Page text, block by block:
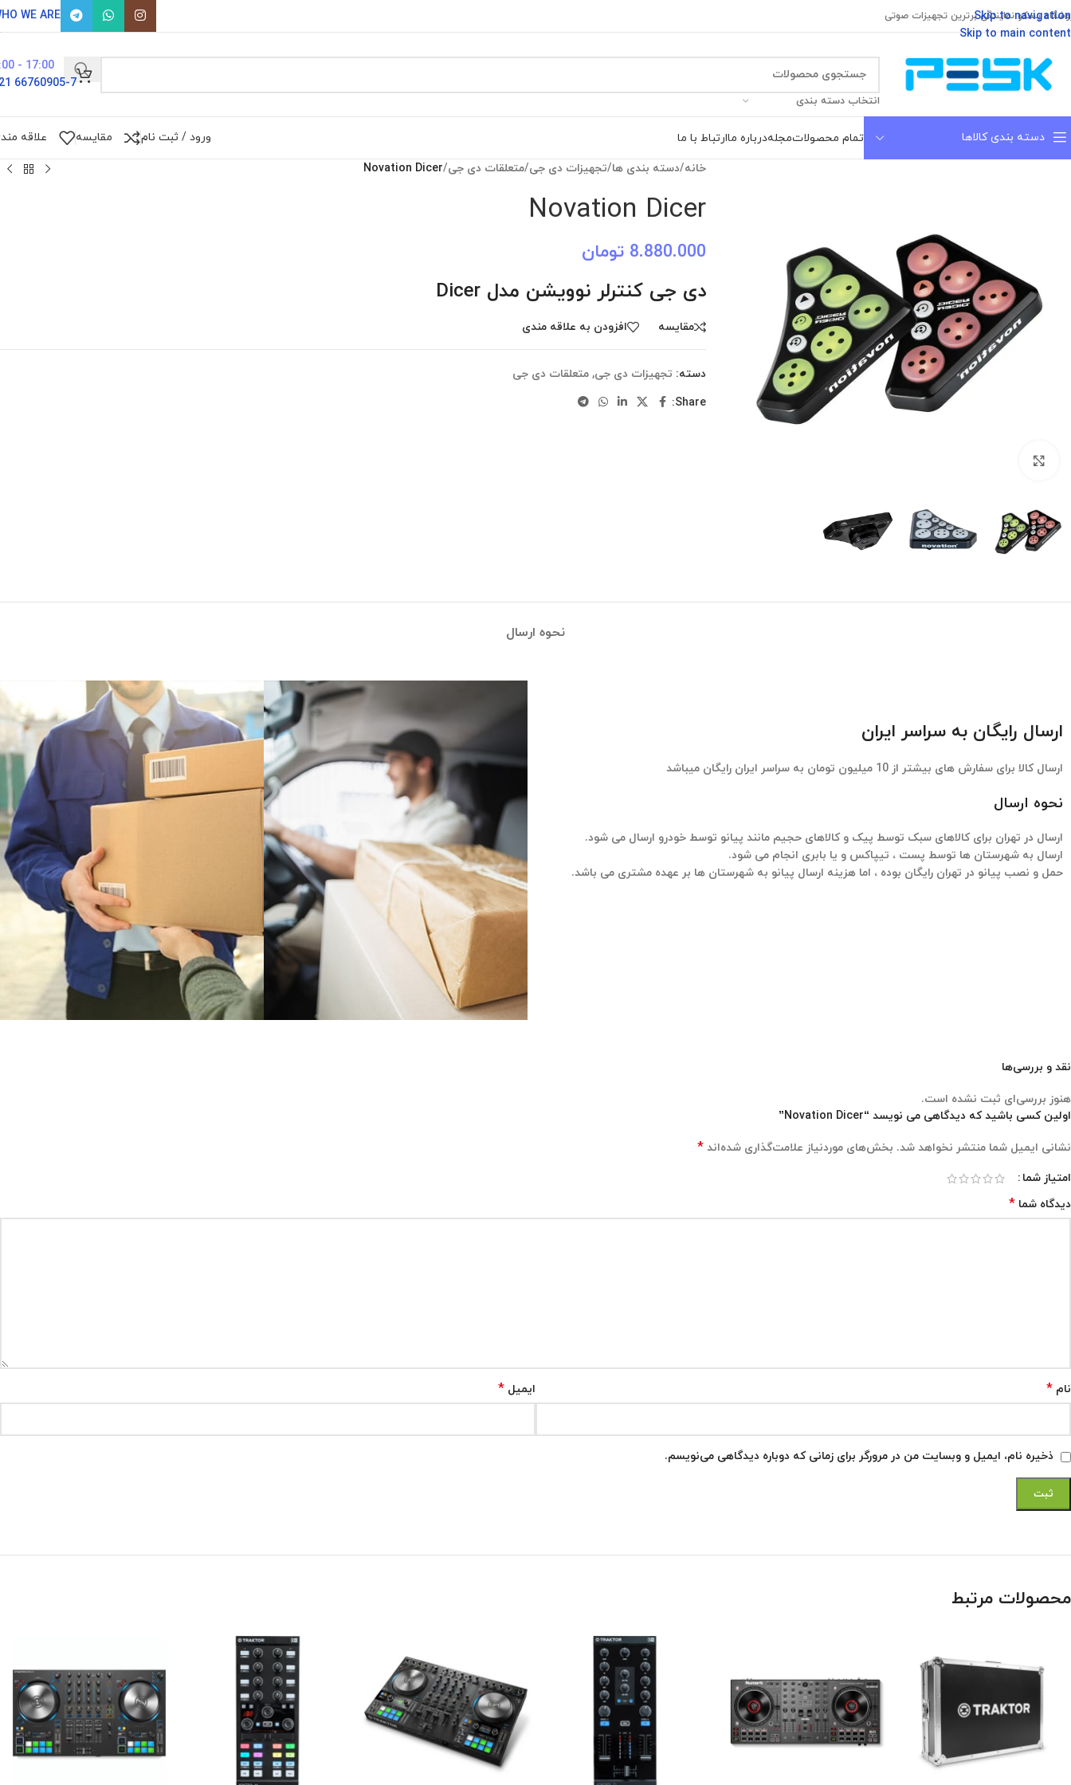
Skip to navigation
Skip to main content
پسکو نمایندگی برترین تجهیزات صوتی WE ARE
انتخاب دسته بندی
17:00 - 9:00
66760905-7 021
دسته بندی کالاها تمام محصولاتمجلهدرباره ماارتباط با ما ورود / ثبت نام مقایسه علاقه
خانه/دسته بندی ها/تجهیزات دی جی/متعلقات دی جی/
Novation Dicer
Novation Dicer
8.880.000 تومان
دی جی کنترلر نوویشن مدل Dicer
مقایسه افزودن به علاقه مندی
دسته: تجهیزات دی جی, متعلقات دی جی
Share:
نحوه ارسال
ارسال رایگان به سراسر ایران
ارسال کالا برای سفارش های بیشتر از 10 میلیون تومان به سراسر ایران رایگان میباشد
نحوه ارسال
ارسال در تهران برای کالاهای سبک توسط پیک و کالاهای حجیم مانند پیانو توسط خودرو ارسال می شود.
ارسال به شهرستان ها توسط پست ، تیپاکس و یا بابری انجام می شود.
حمل و نصب پیانو در تهران رایگان بوده ، اما هزینه ارسال پیانو به شهرستان ها بر عهده مشتری می باشد.
نقد و بررسی‌ها
هنوز بررسی‌ای ثبت نشده است.
اولین کسی باشید که دیدگاهی می نویسد “Novation Dicer”
نشانی ایمیل شما منتشر نخواهد شد. بخش‌های موردنیاز علامت‌گذاری شده‌اند *
امتیاز شما
دیدگاه شما *
نام * ایمیل *
ذخیره نام، ایمیل و وبسایت من در مرورگر برای زمانی که دوباره دیدگاهی می‌نویسم.
محصولات مرتبط